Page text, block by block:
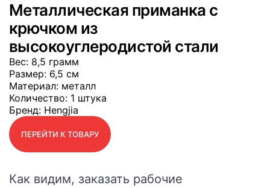
Металлическая приманка с
крючком из
высокоуглеродистой стали
Вес: 8,5 грамм
Размер: 6,5 см
Материал: металл
Количество: 1 штука
Бренд: Hengjia
ПЕРЕЙТИ К ТОВАРУ
Как видим, заказать рабочие